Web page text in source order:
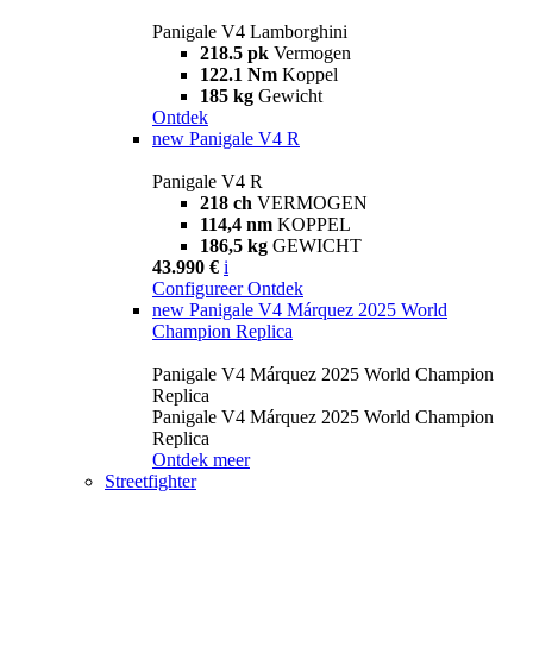
Panigale V4 Lamborghini
218.5 pk Vermogen
122.1 Nm Koppel
185 kg Gewicht
Ontdek
new Panigale V4 R
Panigale V4 R
218 ch VERMOGEN
114,4 nm KOPPEL
186,5 kg GEWICHT
43.990 € i
Configureer Ontdek
new Panigale V4 Márquez 2025 World
Champion Replica
Panigale V4 Márquez 2025 World Champion
Replica
Panigale V4 Márquez 2025 World Champion
Replica
Ontdek meer
Streetfighter